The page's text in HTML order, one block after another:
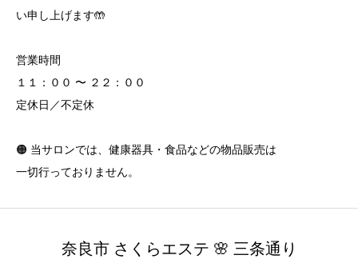
い申し上げます🤲
営業時間
１１：００ 〜 ２２：００
定休日／不定休
🟠 当サロンでは、健康器具・食品などの物品販売は
一切行っておりません。
奈良市 さくらエステ 🌸 三条通り